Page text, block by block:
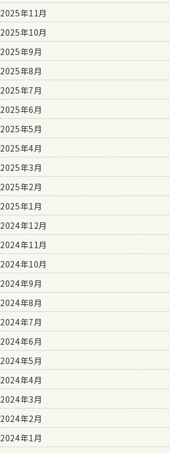
2025年11月
2025年10月
2025年9月
2025年8月
2025年7月
2025年6月
2025年5月
2025年4月
2025年3月
2025年2月
2025年1月
2024年12月
2024年11月
2024年10月
2024年9月
2024年8月
2024年7月
2024年6月
2024年5月
2024年4月
2024年3月
2024年2月
2024年1月